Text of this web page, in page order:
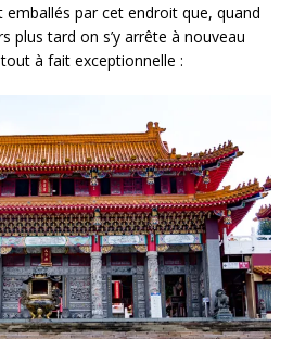
par cet endroit que, quand
plus tard on s’y arrête à nouveau
à fait exceptionnelle :